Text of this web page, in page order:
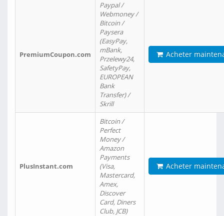
PremiumCoupon.com
Paypal /
Webmoney /
Bitcoin /
Paysera
(EasyPay,
mBank,
Przelewy24,
SafetyPay,
EUROPEAN
Bank
Transfer) /
Skrill
Acheter
PlusInstant.com
Bitcoin /
Perfect
Money /
Amazon
Payments
(Visa,
Mastercard,
Amex,
Discover
Card, Diners
Club, JCB)
Acheter